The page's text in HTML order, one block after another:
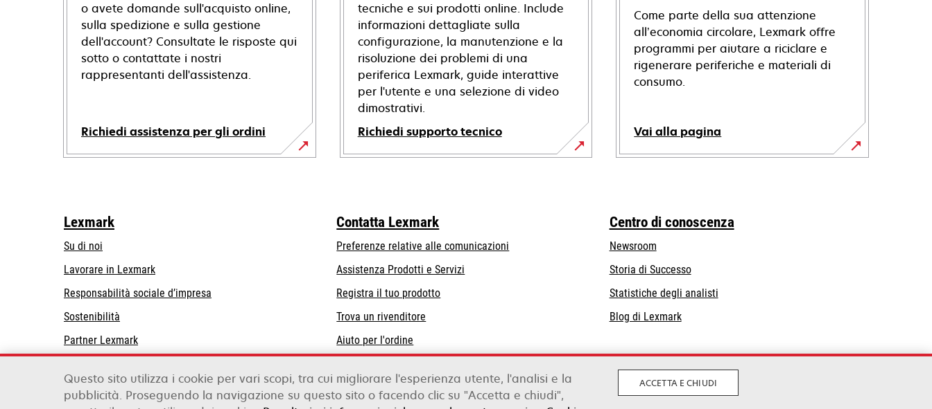
o avete domande sull'acquisto online,
sulla spedizione e sulla gestione
dell'account? Consultate le risposte qui
sotto o contattate i nostri
rappresentanti dell'assistenza.
Richiedi assistenza per gli ordini
tecniche e sui prodotti online. Include
informazioni dettagliate sulla
configurazione, la manutenzione e la
risoluzione dei problemi di una
periferica Lexmark, guide interattive
per l'utente e una selezione di video
dimostrativi.
Richiedi supporto tecnico
si
nuova
scheda
Come parte della sua attenzione
all’economia circolare, Lexmark offre
programmi per aiutare a riciclare e
rigenerare periferiche e materiali di
consumo.
Vai alla pagina
Lexmark
Su di noi
Lavorare in Lexmark
Responsabilità sociale d’impresa
nuova
scheda
Sostenibilità
Partner Lexmark
Contatta Lexmark
Preferenze relative alle comunicazioni
Assistenza Prodotti e Servizi
Registra il tuo prodotto
Trova un rivenditore
Aiuto per l'ordine
Centro di conoscenza
Newsroom
Storia di Successo
Statistiche degli analisti
Blog di Lexmark
Lexmark International, Inc., a Xerox Company Legale Informativa sulla privacy
Questo sito utilizza i cookie per vari scopi, tra cui migliorare l'esperienza utente, l'analisi e la
pubblicità. Proseguendo la navigazione su questo sito o facendo clic su "Accetta e chiudi",
ACCETTA E CHIUDI